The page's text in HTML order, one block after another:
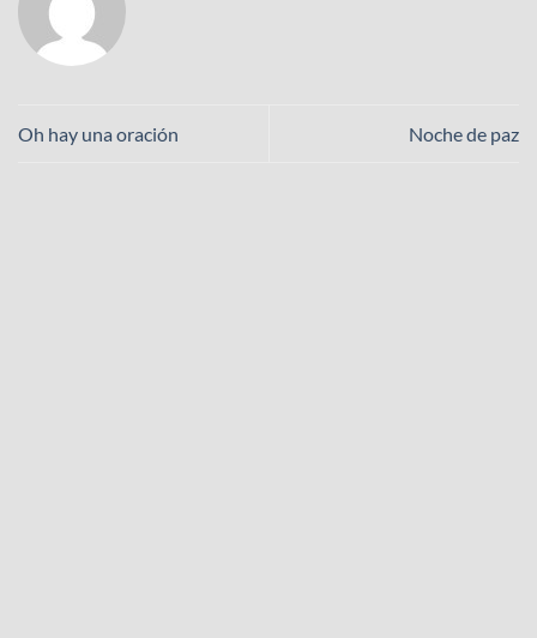
Oh hay una oración Noche de paz